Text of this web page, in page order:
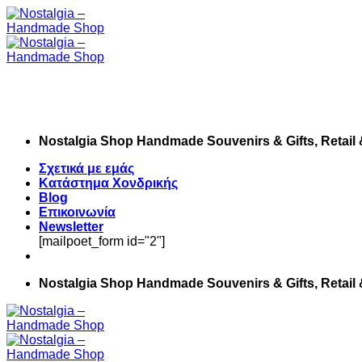
Skip
to
content
Nostalgia Shop Handmade Souvenirs & Gifts, Retail
Σχετικά με εμάς
Κατάστημα Χονδρικής
Blog
Επικοινωνία
Newsletter
[mailpoet_form id="2"]
Nostalgia Shop Handmade Souvenirs & Gifts, Retail